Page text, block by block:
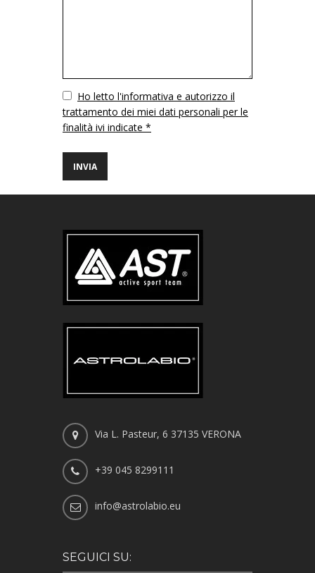
VuotoHo letto l'informativa e autorizzo il
trattamento dei miei dati personali per le
finalità ivi indicate *
Via L. Pasteur, 6 37135 VERONA
+39 045 8299111
info@astrolabio.eu
SEGUICI SU: